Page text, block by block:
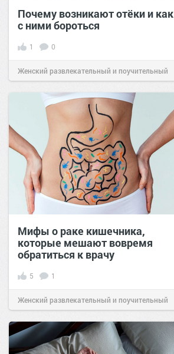
Почему возникают отёки и как
с ними бороться
1 0
Женский развлекательный и поучительный
сайт.10:47 09 июл 2023
Мифы о раке кишечника,
которые мешают вовремя
обратиться к врачу
5 1
Женский развлекательный и поучительный
сайт.21:2607 янв 2026